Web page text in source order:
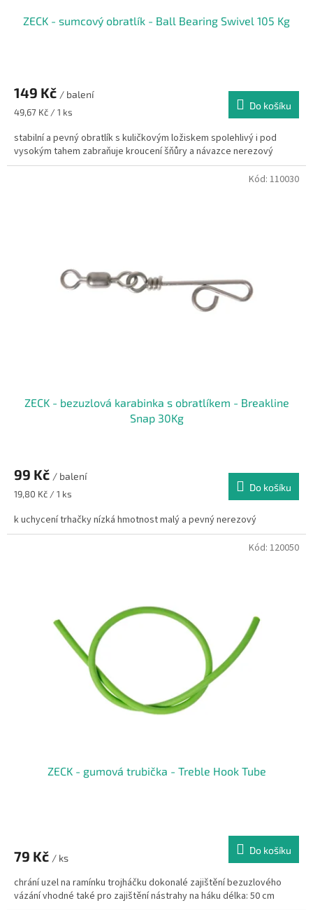
ZECK - sumcový obratlík - Ball Bearing Swivel 105 Kg
149 Kč / balení
Měrná
49,67 Kč / 1 ks
Do košíku
stabilní a pevný obratlík s kuličkovým ložiskem spolehlivý i pod
vysokým tahem zabraňuje kroucení šňůry a návazce nerezový
ZECK - bezuzlová karabinka s obratlíkem - Breakline
Snap 30Kg
99 Kč / balení
Měrná
19,80 Kč / 1 ks
Do košíku
k uchycení trhačky nízká hmotnost malý a pevný nerezový
Kód: 110030
ZECK - gumová trubička - Treble Hook Tube
79 Kč / ks
Do košíku
chrání uzel na ramínku trojháčku dokonalé zajištění bezuzlového
vázání vhodné také pro zajištění nástrahy na háku délka: 50 cm
Kód: 120050